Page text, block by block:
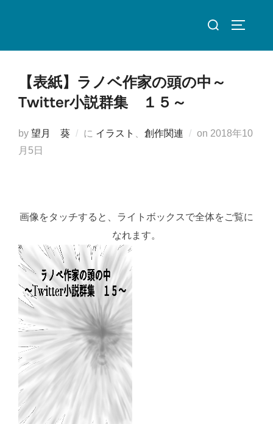
検
対
【表紙】ラノベ作家の頭の中～
Twitter小説群集 １５～
by 望月 葵 に イラスト 、 創作関連 on 投
2018年10
月5日
画像をタッチすると、ライトボックスで全体をご覧に
なれます。